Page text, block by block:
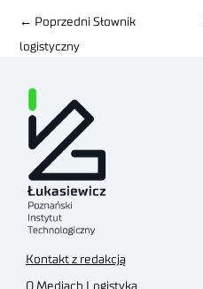
← Poprzedni Słownik
logistyczny
Kontakt z redakcją
O Mediach Logistyka